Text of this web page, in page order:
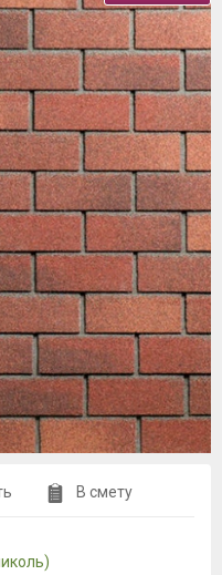
В смету